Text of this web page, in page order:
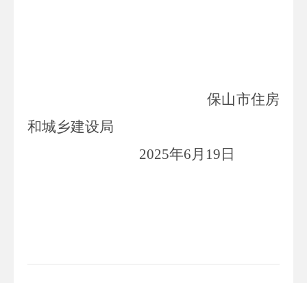
保山市住房
和城乡建设局
2025年6月 19 日